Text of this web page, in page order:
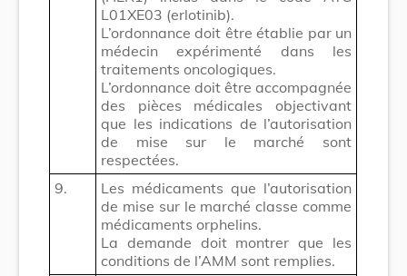
L01XE03 (erlotinib).
L’ordonnance doit être établie par un
médecin expérimenté dans les
traitements oncologiques.
L’ordonnance doit être accompagnée
des pièces médicales objectivant
que les indications de l’autorisation
de mise sur le marché sont
respectées.
9.
Les médicaments que l’autorisation
de mise sur le marché classe comme
médicaments orphelins.
La demande doit montrer que les
conditions de l’AMM sont remplies.